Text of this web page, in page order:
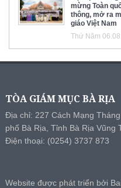
mừng Toàn
thông, mở ra
giáo Việt Nam
Thứ Năm
TÒA GIÁM MỤC BÀ RỊA
Địa chỉ: 227 Cách Mạng
phố Bà Rịa, Tỉnh Bà Rịa Vũng
Điện thoại: (0254) 3737 873
Website được phát triển bởi